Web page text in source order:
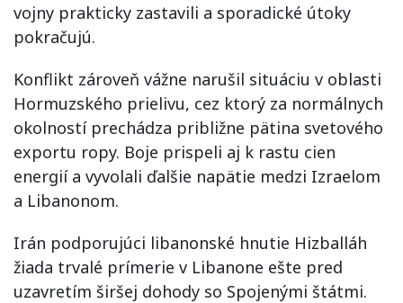
vojny prakticky zastavili a sporadické útoky
pokračujú.
Konflikt zároveň vážne narušil situáciu v oblasti
Hormuzského prielivu, cez ktorý za normálnych
okolností prechádza približne pätina svetového
exportu ropy. Boje prispeli aj k rastu cien
energií a vyvolali ďalšie napätie medzi Izraelom
a Libanonom.
Irán podporujúci libanonské hnutie Hizballáh
žiada trvalé prímerie v Libanone ešte pred
uzavretím širšej dohody so Spojenými štátmi.